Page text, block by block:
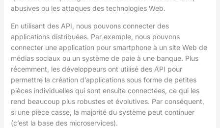
abusives ou les attaques des technologies Web.
En utilisant des API, nous pouvons connecter des
applications distribuées. Par exemple, nous pouvons
connecter une application pour smartphone à un site Web de
médias sociaux ou un système de paie à une banque. Plus
récemment, les développeurs ont utilisé des API pour
permettre la création d’applications sous forme de petites
pièces individuelles qui sont ensuite connectées, ce qui les
rend beaucoup plus robustes et évolutives. Par conséquent,
si une pièce casse, la majorité du système peut continuer
(c’est la base des microservices).